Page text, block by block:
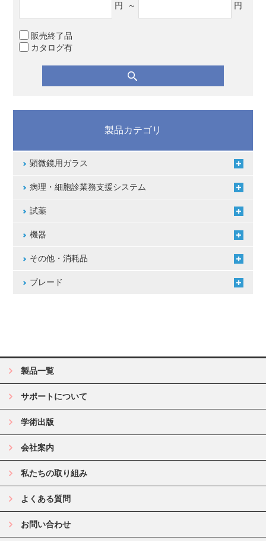
円 ～ 円
販売終了品
カタログ有
製品カテゴリ
顕微鏡用ガラス
病理・細胞診業務支援システム
試薬
機器
その他・消耗品
ブレード
製品一覧
サポートについて
学術出版
会社案内
私たちの取り組み
よくある質問
お問い合わせ